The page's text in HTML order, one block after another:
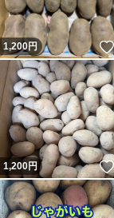
1,200円
1,200円